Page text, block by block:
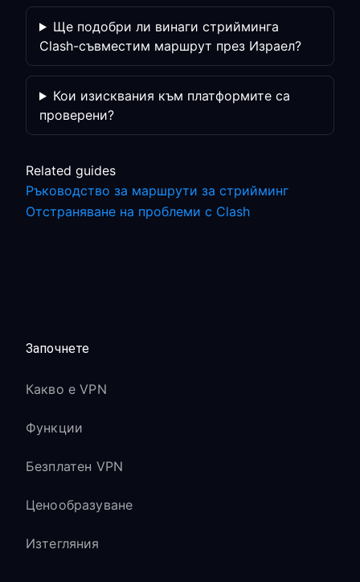
Ще подобри ли винаги стрийминга
Clash-съвместим маршрут през Израел?
Кои изисквания към платформите са
проверени?
Related guides
Ръководство за маршрути за стрийминг
Отстраняване на проблеми с Clash
Започнете
Какво е VPN
Функции
Безплатен VPN
Ценообразуване
Изтегляния